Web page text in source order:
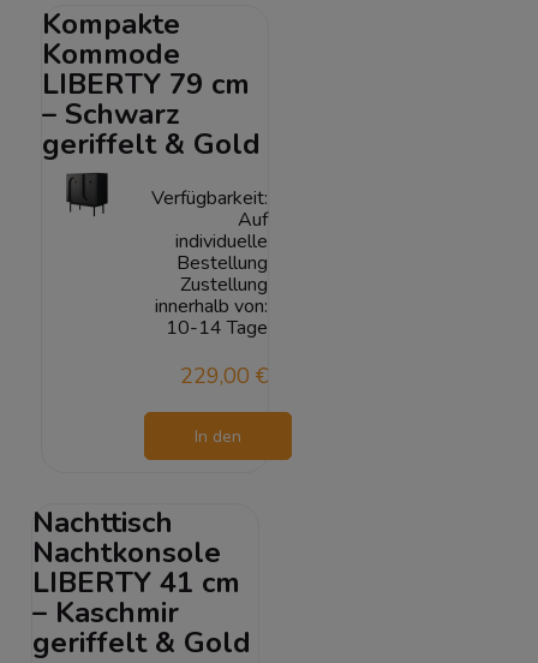
Kompakte
Kommode
LIBERTY 79 cm
– Schwarz
geriffelt & Gold
Verfügbarkeit:
Auf
individuelle
Bestellung
Zustellung
innerhalb von:
10-14 Tage
229,00 €
In den
Nachttisch
Nachtkonsole
LIBERTY 41 cm
– Kaschmir
geriffelt & Gold